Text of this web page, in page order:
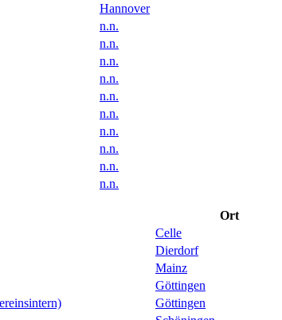
Hannover
n.n.
n.n.
n.n.
n.n.
n.n.
n.n.
n.n.
n.n.
n.n.
n.n.
Ort
Celle
Dierdorf
Mainz
Göttingen
Göttingen